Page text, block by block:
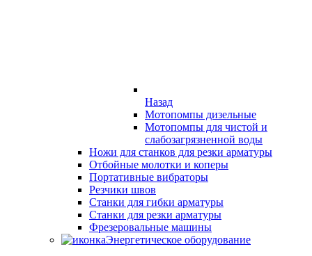
Назад
Мотопомпы дизельные
Мотопомпы для чистой и
слабозагрязненной воды
Ножи для станков для резки арматуры
Отбойные молотки и коперы
Портативные вибраторы
Резчики швов
Станки для гибки арматуры
Станки для резки арматуры
Фрезеровальные машины
Энергетическое оборудование